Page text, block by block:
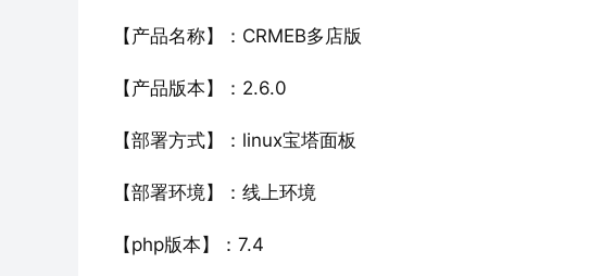
【产品名称】：CRMEB多店版
【产品版本】：2.6.0
【部署方式】：linux宝塔面板
【部署环境】：线上环境
【php版本】：7.4